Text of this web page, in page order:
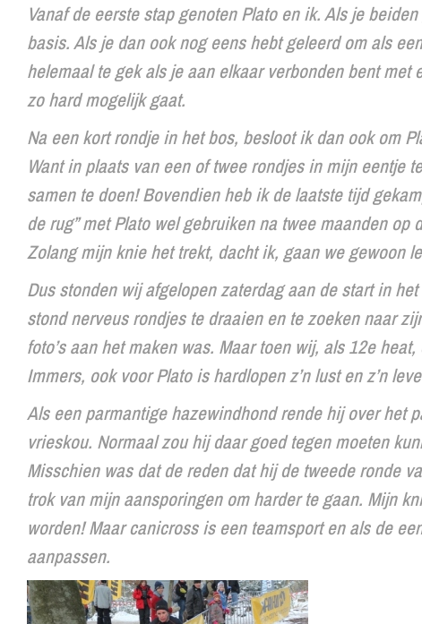
Vanaf de eerste stap genoten Plato en ik. Als je
basis. Als je dan ook nog eens hebt geleerd om als
helemaal te gek als je aan elkaar verbonden bent
zo hard mogelijk gaat.
Na een kort rondje in het bos, besloot ik dan ook om
Want in plaats van een of twee rondjes in mijn eentje
samen te doen! Bovendien heb ik de laatste tijd
de rug” met Plato wel gebruiken na twee maanden
Zolang mijn knie het trekt, dacht ik, gaan we gewoon
Dus stonden wij afgelopen zaterdag aan de start in
stond nerveus rondjes te draaien en te zoeken naar
foto’s aan het maken was. Maar toen wij, als 12e
Immers, ook voor Plato is hardlopen z’n lust en z’n
Als een parmantige hazewindhond rende hij over het
vrieskou. Normaal zou hij daar goed tegen moeten
Misschien was dat de reden dat hij de tweede ronde
trok van mijn aansporingen om harder te gaan. Mijn
worden! Maar canicross is een teamsport en als de
aanpassen.